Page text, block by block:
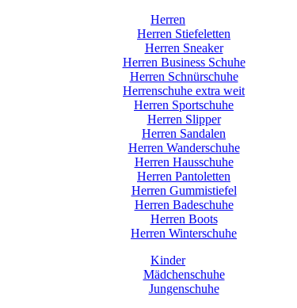
Herren
Herren Stiefeletten
Herren Sneaker
Herren Business Schuhe
Herren Schnürschuhe
Herrenschuhe extra weit
Herren Sportschuhe
Herren Slipper
Herren Sandalen
Herren Wanderschuhe
Herren Hausschuhe
Herren Pantoletten
Herren Gummistiefel
Herren Badeschuhe
Herren Boots
Herren Winterschuhe
Kinder
Mädchenschuhe
Jungenschuhe